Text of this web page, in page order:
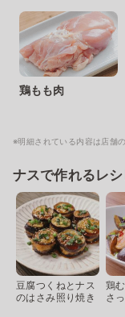
鶏もも肉
※明細されている内容は店舗
ナスで作れるレ
豆腐つくねとナス
のはさみ照り焼き
鶏
さ